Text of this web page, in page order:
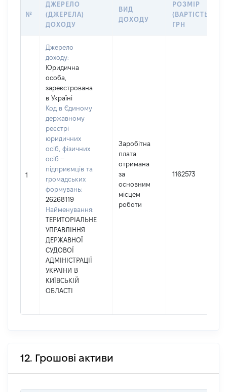
№
ДЖЕРЕЛО
(ДЖЕРЕЛА)
ДОХОДУ
ВИД
ДОХОДУ
РОЗМІР
(ВАРТІСТЬ),
ГРН
1
Джерело
доходу:
Юридична
особа,
зареєстрована
в Україні
Код в Єдиному
державному
реєстрі
юридичних
осіб, фізичних
осіб –
підприємців та
громадських
формувань:
26268119
Найменування:
ТЕРИТОРІАЛЬНЕ
УПРАВЛІННЯ
ДЕРЖАВНОЇ
СУДОВОЇ
АДМІНІСТРАЦІЇ
УКРАЇНИ В
КИЇВСЬКІЙ
ОБЛАСТІ
Заробітна
плата
отримана
за
основним
місцем
роботи
1162573
12. Грошові активи